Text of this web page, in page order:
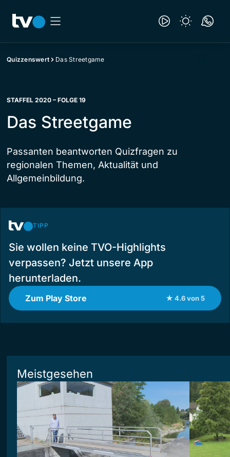
Quizzenswert Das Streetgame
STAFFEL 2020 – FOLGE 19
Das Streetgame
Passanten beantworten Quizfragen zu
regionalen Themen, Aktualität und
Allgemeinbildung.
TIPP
Sie wollen keine TVO-Highlights
verpassen? Jetzt unsere App
herunterladen.
Zum Play Store ★ 4.6 von 5
Meistgesehen